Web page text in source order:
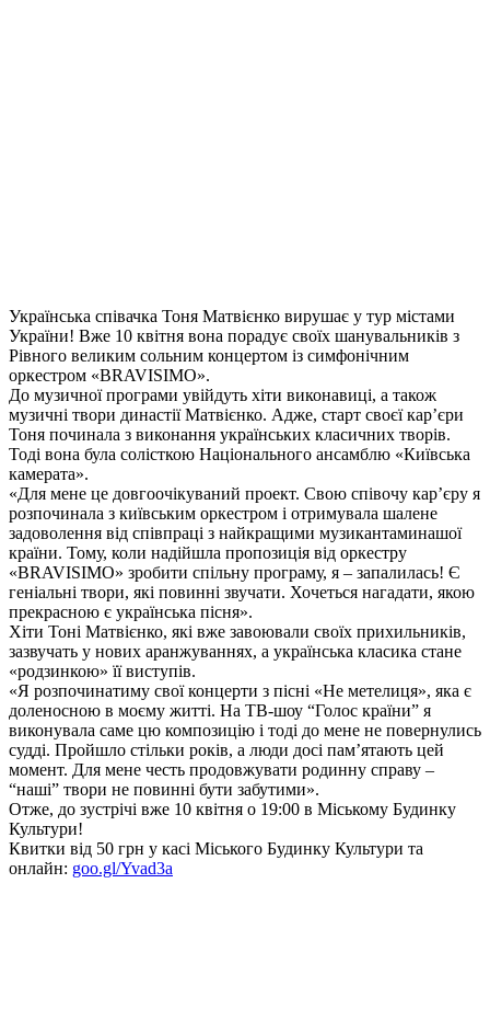
Українська співачка Тоня Матвієнко вирушає у тур містами
України! Вже 10 квітня вона порадує своїх шанувальників з
Рівного великим сольним концертом із симфонічним
оркестром «BRAVISIMO».
До музичної програми увійдуть хіти виконавиці, а також
музичні твори династії Матвієнко. Адже, старт своєї кар’єри
Тоня починала з виконання українських класичних творів.
Тоді вона була солісткою Національного ансамблю «Київська
камерата».
«Для мене це довгоочікуваний проект. Свою співочу кар’єру я
розпочинала з київським оркестром і отримувала шалене
задоволення від співпраці з найкращими музикантаминашої
країни. Тому, коли надійшла пропозиція від оркестру
«BRAVISIMO» зробити спільну програму, я – запалилась! Є
геніальні твори, які повинні звучати. Хочеться нагадати, якою
прекрасною є українська пісня».
Хіти Тоні Матвієнко, які вже завоювали своїх прихильників,
зазвучать у нових аранжуваннях, а українська класика стане
«родзинкою» її виступів.
«Я розпочинатиму свої концерти з пісні «Не метелиця», яка є
доленосною в моєму житті. На ТВ-шоу “Голос країни” я
виконувала саме цю композицію і тоді до мене не повернулись
судді. Пройшло стільки років, а люди досі пам’ятають цей
момент. Для мене честь продовжувати родинну справу –
“наші” твори не повинні бути забутими».
Отже, до зустрічі вже 10 квітня о 19:00 в Міському Будинку
Культури!
Квитки від 50 грн у касі Міського Будинку Культури та
онлайн: goo.gl/Yvad3a